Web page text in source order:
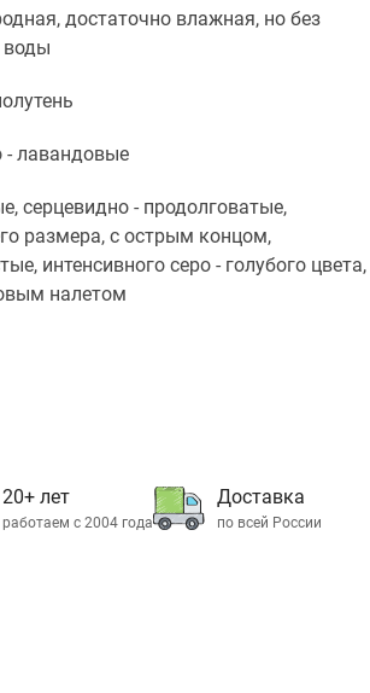
достаточно влажная, но без
воды
- лавандовые
серцевидно - продолговатые,
размера, с острым концом,
интенсивного серо - голубого цвета,
налетом
20+ лет
работаем с 2004 года
Доставка
по всей России